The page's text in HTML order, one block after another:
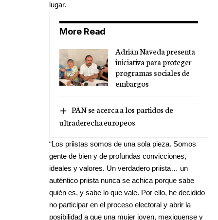
lugar.
More Read
Adrián Naveda presenta
iniciativa para proteger
programas sociales de
embargos
PAN se acerca a los partidos de
ultraderecha europeos
“Los priistas somos de una sola pieza. Somos
gente de bien y de profundas convicciones,
ideales y valores. Un verdadero priista… un
auténtico priista nunca se achica porque sabe
quién es, y sabe lo que vale. Por ello, he decidido
no participar en el proceso electoral y abrir la
posibilidad a que una mujer joven, mexiquense y